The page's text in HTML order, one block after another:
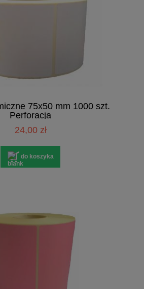
75x50 mm 1000 szt.
Perforacja
24,00 zł
do koszyka